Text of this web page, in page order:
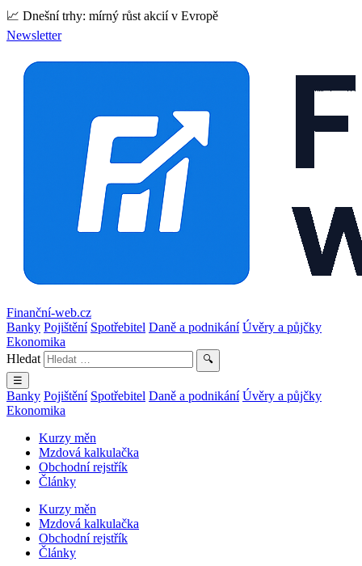
📈 Dnešní trhy: mírný růst akcií v Evropě
Newsletter
Finanční-web.cz
Banky Pojištění Spotřebitel Daně a podnikání Úvěry a půjčky
Ekonomika
Hledat
🔍
☰
Banky Pojištění Spotřebitel Daně a podnikání Úvěry a půjčky
Ekonomika
Kurzy měn
Mzdová kalkulačka
Obchodní rejstřík
Články
Kurzy měn
Mzdová kalkulačka
Obchodní rejstřík
Články